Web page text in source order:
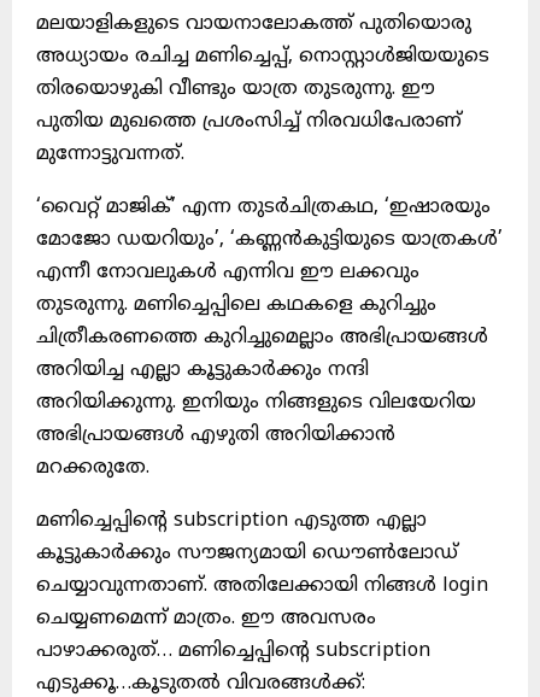
മലയാളികളുടെ വായനാലോകത്ത് പുതിയൊരു
അധ്യായം രചിച്ച മണിച്ചെപ്പ്, നൊസ്റ്റാൾജിയയുടെ
തിരയൊഴുകി വീണ്ടും യാത്ര തുടരുന്നു. ഈ
പുതിയ മുഖത്തെ പ്രശംസിച്ച് നിരവധിപേരാണ്
മുന്നോട്ടുവന്നത്.
‘വൈറ്റ് മാജിക്’ എന്ന തുടർചിത്രകഥ, ‘ഇഷാരയും
മോജോ ഡയറിയും’, ‘കണ്ണൻകുട്ടിയുടെ യാത്രകൾ’
എന്നീ നോവലുകൾ എന്നിവ ഈ ലക്കവും
തുടരുന്നു. മണിച്ചെപ്പിലെ കഥകളെ കുറിച്ചും
ചിത്രീകരണത്തെ കുറിച്ചുമെല്ലാം അഭിപ്രായങ്ങൾ
അറിയിച്ച എല്ലാ കൂട്ടുകാർക്കും നന്ദി
അറിയിക്കുന്നു. ഇനിയും നിങ്ങളുടെ വിലയേറിയ
അഭിപ്രായങ്ങൾ എഴുതി അറിയിക്കാൻ
മറക്കരുതേ.
മണിച്ചെപ്പിന്റെ subscription എടുത്ത എല്ലാ
കൂട്ടുകാർക്കും സൗജന്യമായി ഡൌൺലോഡ്
ചെയ്യാവുന്നതാണ്. അതിലേക്കായി നിങ്ങൾ login
ചെയ്യണമെന്ന് മാത്രം. ഈ അവസരം
പാഴാക്കരുത്… മണിച്ചെപ്പിന്റെ subscription
എടുക്കൂ…കൂടുതൽ വിവരങ്ങൾക്ക്: